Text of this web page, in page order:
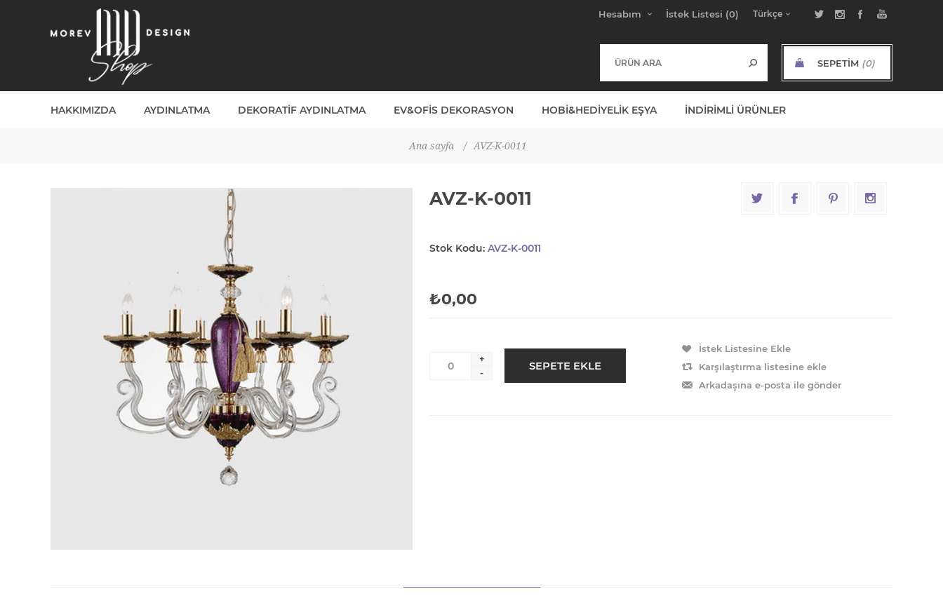
Hesabım İstek Listesi (0)
SEPETIM (0)
HAKKIMIZDA AYDINLATMA DEKORATIF AYDINLATMA EV&OFIS DEKORASYON HOBI&HEDIYELIK EŞYA İNDIRIMLI ÜRÜNLER
Ana sayfa / AVZ-K-0011
AVZ-K-0011
Stok Kodu: AVZ-K-0011
₺0,00
+
-